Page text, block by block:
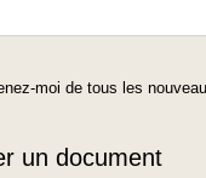
moi de tous les
un document